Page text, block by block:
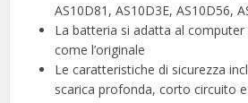
AS10D81, AS10D3E, AS10D56,
La batteria si adatta al
come l’originale
Le caratteristiche di sicurezza
scarica profonda, corto circuito